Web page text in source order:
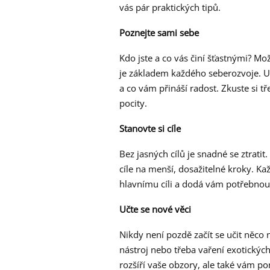
vás pár praktických tipů.
Poznejte sami sebe
Kdo jste a co vás činí šťastnými?
je základem každého seberozvoje.
a co vám přináší radost. Zkuste si
pocity.
Stanovte si cíle
Bez jasných cílů je snadné se
cíle na menší, dosažitelné kroky.
hlavnímu cíli a dodá vám
Učte se nové věci
Nikdy není pozdě začít se učit
nástroj nebo třeba vaření
rozšíří vaše obzory, ale také vám